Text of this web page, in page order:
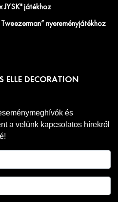
JYSK" játékhoz
Tweezerman” nyereményjátékhoz
ELLE DECORATION
és
a velünk kapcsolatos hírekről